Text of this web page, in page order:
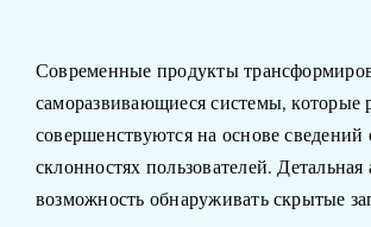
Современные продукты
саморазвивающиеся системы, которые
совершенствуются на основе сведений
склонностях пользователей. Детальная
возможность обнаруживать скрытые